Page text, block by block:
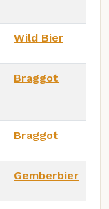
Wild Bier
Braggot
Braggot
Gemberbier